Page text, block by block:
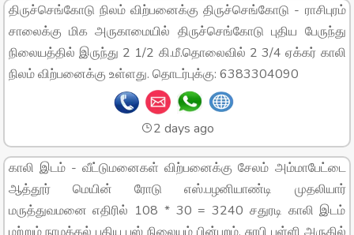
திருச்செங்கோடு நிலம் விற்பனைக்கு திருச்செங்கோடு - ராசிபுரம்
சாலைக்கு மிக அருகாமையில் திருச்செங்கோடு புதிய பேருந்து
நிலையத்தில் இருந்து 2 1/2 கி.மீ.தொலைவில் 2 3/4 ஏக்கர் காலி
நிலம் விற்பனைக்கு உள்ளது. தொடர்புக்கு: 6383304090
2 days ago
காலி இடம் - வீட்டுமனைகள் விற்பனைக்கு சேலம் அம்மாபேட்டை
ஆத்தூர் மெயின் ரோடு எஸ்.பழனியாண்டி முதலியார்
மருத்துவமனை எதிரில் 108 * 30 = 3240 சதுரடி காலி இடம்
மற்றும் நாமக்கல் புதிய பஸ் நிலையம் பின்புறம், சுரபி பள்ளி அருகில்